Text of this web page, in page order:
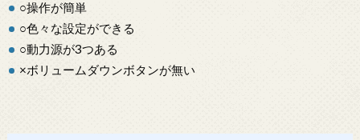
○操作が簡単
○色々な設定ができる
○動力源が3つある
×ボリュームダウンボタンが無い